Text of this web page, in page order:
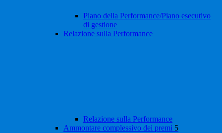
Piano della Performance/Piano esecutivo
di gestione
Relazione sulla Performance
Relazione sulla Performance
Ammontare complessivo dei premi 5